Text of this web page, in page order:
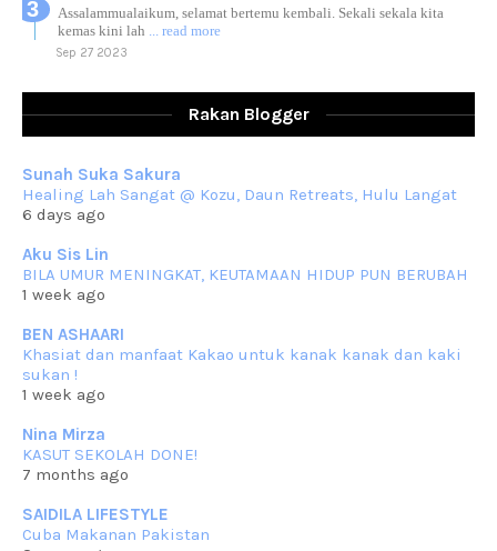
Assalammualaikum, selamat bertemu kembali. Sekali sekala kita
kemas kini lah
... read more
Sep 27 2023
Assalammualaikum, salam sejahtera dan salam rindu untuk semua.
RESIPI KUIH KASWI KELEDEK UNGU
Assalammualaikum, salam semua. Masih belum terlambat untuk che
mat ucapkan
Jun 30 2023
RESIPI KURMA AYAM MERAH
Assalammualaikum, salam semua. Hari ni 4 Zulhijjah 1444 Hijrah,
Jun 23 2023
RESIPI SAMBAL PARU
Assalammualaikum, salam sejahtera semua. Lama betul che mat tak
Jun 20 2023
RESIPI PISANG MUDA MASAK LEMAK
lemak ni che mat... read more
Mar 07 2023
Rakan Blogger
Sunah Suka Sakura
Healing Lah Sangat @ Kozu, Daun Retreats, Hulu Langat
6 days ago
Aku Sis Lin
BILA UMUR MENINGKAT, KEUTAMAAN HIDUP PUN BERUBAH
1 week ago
BEN ASHAARI
Khasiat dan manfaat Kakao untuk kanak kanak dan kaki
sukan !
1 week ago
Nina Mirza
KASUT SEKOLAH DONE!
7 months ago
SAIDILA LIFESTYLE
Cuba Makanan Pakistan